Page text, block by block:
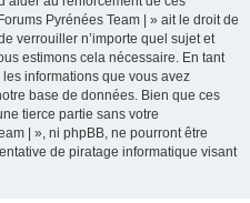
Pyrénées Team | » ait le droit de
verrouiller n’importe quel sujet et
estimons cela nécessaire. En tant
informations que vous avez
base de données. Bien que ces
tierce partie sans votre
| », ni phpBB, ne pourront être
de piratage informatique visant